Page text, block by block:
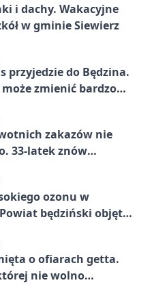
i dachy. Wakacyjne
w gminie Siewierz
przyjedzie do Będzina.
zmienić bardzo
zakazów nie
33-latek znów
ozonu w
będziński objęty
o ofiarach getta.
nie wolno